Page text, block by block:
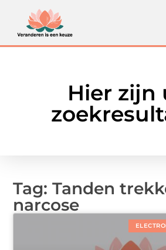
Hier zijn
Tag: Tanden
narcose